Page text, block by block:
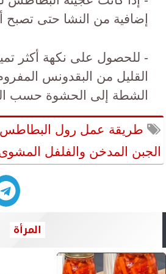
إضافية من النشا حتى تصبح
- للحصول على نكهة أكثر
القليل من البقدونس
الشطة إلى الحشوة حسب
طريقة عمل رول
الجبن المدخن والفلفل
المرأة